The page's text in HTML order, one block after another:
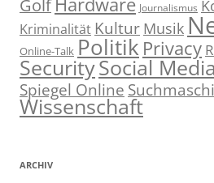
Golf Journalismus
Kriminalität Kultur Musik
Online-Talk Politik Privacy
SecuritySocial Media
Spiegel Online
Wissenschaft
ARCHIV